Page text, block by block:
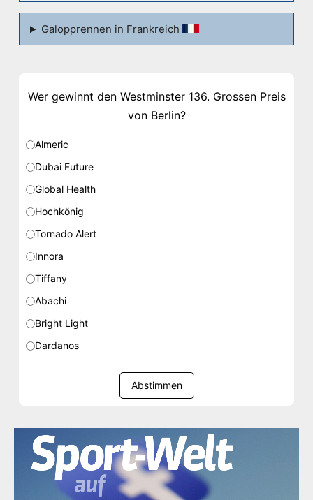
Galopprennen in Frankreich
Wer gewinnt den Westminster 136. Grossen Preis
von Berlin?
Almeric
Dubai Future
Global Health
Hochkönig
Tornado Alert
Innora
Tiffany
Abachi
Bright Light
Dardanos
Abstimmen